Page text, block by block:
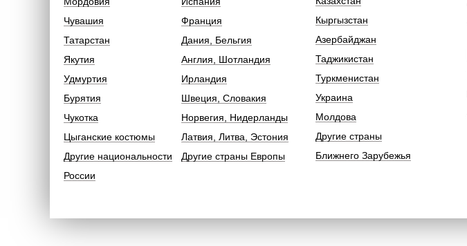
Кыргызстан
Азербайджан
Таджикистан
Туркменистан
Украина
Молдова
Другие страны
Ближнего Зарубежья
Франция
Дания, Бельгия
Англия, Шотландия
Ирландия
Швеция, Словакия
Норвегия, Нидерланды
Латвия, Литва, Эстония
Другие страны Европы
Чувашия
Татарстан
Якутия
Удмуртия
Бурятия
Чукотка
Цыганские костюмы
Другие национальности
России